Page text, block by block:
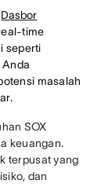
Dasbor
time
seperti
Anda
masalah
SOX
keuangan.
terpusat yang
dan